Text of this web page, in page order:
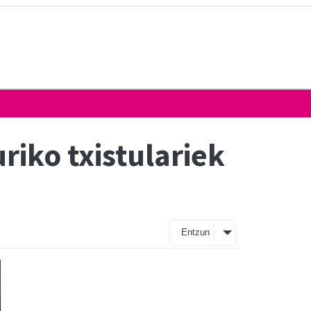
txistulariek
Entzun